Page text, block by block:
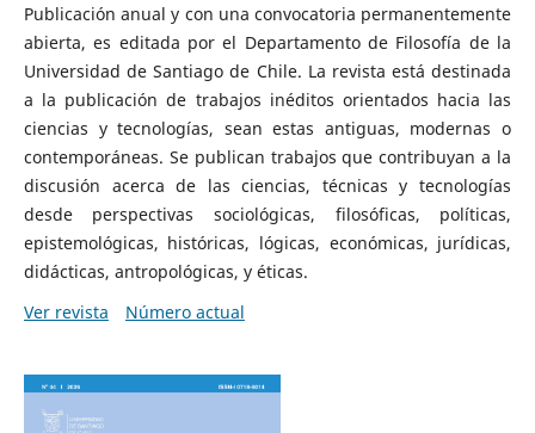
Publicación anual y con una convocatoria permanentemente
abierta, es editada por el Departamento de Filosofía de la
Universidad de Santiago de Chile. La revista está destinada
a la publicación de trabajos inéditos orientados hacia las
ciencias y tecnologías, sean estas antiguas, modernas o
contemporáneas. Se publican trabajos que contribuyan a la
discusión acerca de las ciencias, técnicas y tecnologías
desde perspectivas sociológicas, filosóficas, políticas,
epistemológicas, históricas, lógicas, económicas, jurídicas,
didácticas, antropológicas, y éticas.
Ver revista
Número actual